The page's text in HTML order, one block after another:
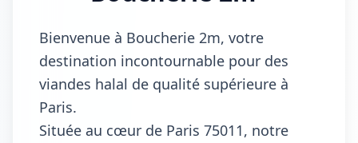
Bienvenue à Boucherie 2m, votre
destination incontournable pour des
viandes halal de qualité supérieure à
Paris.
Située au cœur de Paris 75011, notre